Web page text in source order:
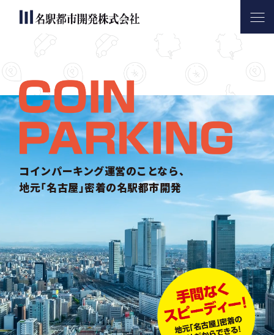
サービス内容
会社案内
お問い合わせ
コインパーキング運営のことなら、
地元｢名古屋｣密着の名駅都市開発